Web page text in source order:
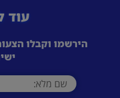
עוד
הירשמו וקבלו